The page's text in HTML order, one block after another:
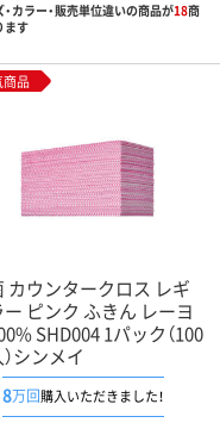
カラー・販売単位違いの商品が18商
ます
商品
カウンタークロス レギ
ー ピンク ふきん レーヨ
SHD004 1パック（100
シンメイ
8万回購入いただきました！